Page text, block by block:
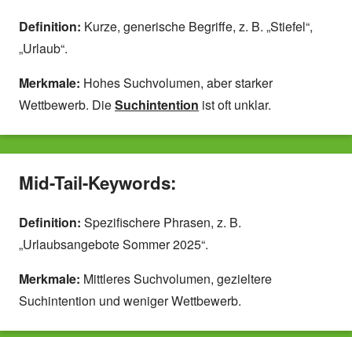
Definition: Kurze, generische Begriffe, z. B. „Stiefel“,
„Urlaub“.
Merkmale: Hohes Suchvolumen, aber starker
Wettbewerb. DieSuchintention ist oft unklar.
Mid-Tail-Keywords:
Definition: Spezifischere Phrasen, z. B.
„Urlaubsangebote Sommer 2025“.
Merkmale: Mittleres Suchvolumen, gezieltere
Suchintention und weniger Wettbewerb.